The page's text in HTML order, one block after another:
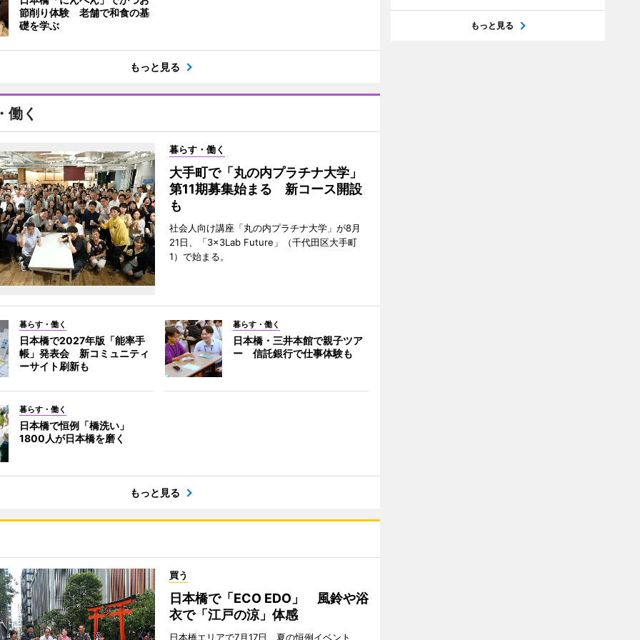
節削り体験 老舗で和食の基
礎を学ぶ
もっと見る
働く
暮らす・働く
大手町で「丸の内プラチナ大学」
第11期募集始まる 新コース開設
も
社会人向け講座「丸の内プラチナ大学」が8月
21日、「3×3Lab Future」（千代田区大手町
1）で始まる。
暮らす・働く
日本橋で2027年版「能率手
帳」発表会 新コミュニティ
ーサイト刷新も
暮らす・働く
日本橋・三井本館で親子ツア
ー 信託銀行で仕事体験も
暮らす・働く
日本橋で恒例「橋洗い」
1800人が日本橋を磨く
もっと見る
買う
日本橋で「ECO EDO」 風鈴や浴
衣で「江戸の涼」体感
日本橋エリアで7月17日、夏の恒例イベント
もっと見る